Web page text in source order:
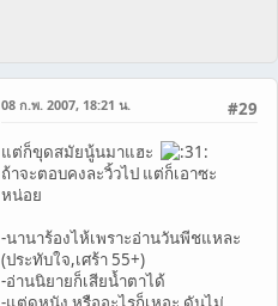
#29
08 ก.พ. 2007, 18:21 น.
แต่ก็ขุดสมัยนู้นมาแฮะ
ถ้าจะตอบคงละวิ้วไป แต่ก็เอาซะ
หน่อย
-นานาร้องไห้เพราะอ่านวันพีชแหละ
(ประทับใจ,เศร้า 55+)
-อ่านนิยายก็เสียน้ำตาได้